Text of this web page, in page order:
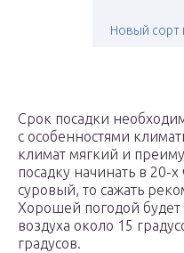
Новый сорт
Срок посадки
с особенностями
климат мягкий и
посадку начинать в 20-
суровый, то сажать
Хорошей погодой будет
воздуха около 15
градусов.